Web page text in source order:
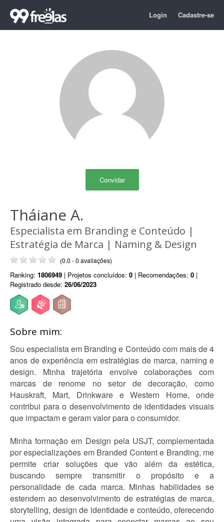
Login Cadastre-se
Convidar
Tháiane A.
Especialista em Branding e Conteúdo |
Estratégia de Marca | Naming & Design
(0.0 - 0 avaliações)
Ranking: 1806949 | Projetos concluídos: 0 | Recomendações: 0 |
Registrado desde: 26/06/2023
Sobre mim:
Sou especialista em Branding e Conteúdo com mais de 4
anos de experiência em estratégias de marca, naming e
design. Minha trajetória envolve colaborações com
marcas de renome no setor de decoração, como
Hauskraft, Mart, Drinkware e Western Home, onde
contribui para o desenvolvimento de identidades visuais
que impactam e geram valor para o consumidor.
Minha formação em Design pela USJT, complementada
por especializações em Branded Content e Branding, me
permite criar soluções que vão além da estética,
buscando sempre transmitir o propósito e a
personalidade de cada marca. Minhas habilidades se
estendem ao desenvolvimento de estratégias de marca,
storytelling, design de identidade e conteúdo, oferecendo